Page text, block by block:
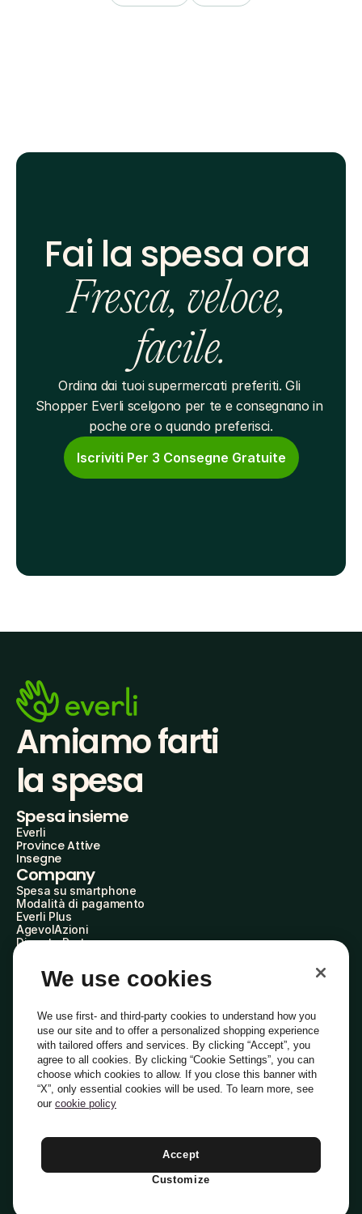
Fai la spesa ora
Fresca, veloce,
facile.
Ordina dai tuoi supermercati preferiti. Gli
Shopper Everli scelgono per te e consegnano in
poche ore o quando preferisci.
Iscriviti Per 3 Consegne Gratuite
Amiamo farti
la spesa
Spesa insieme
Everli
Province Attive
Insegne
Company
Spesa su smartphone
Modalità di pagamento
Everli Plus
AgevolAzioni
Diventa Partner
Everli Shoppers
About Us
Everli News
Domande frequenti
Lavora con noi
Diventa Shopper
Investitori
PrivacyCookiePreferenze Cookie
Termini e CondizioniCodice Etico
Indirizzo PEC: everli@pec.it - indirizzo DPO: dpo@everli.com
Italiano
We use cookies
We use first- and third-party cookies to understand how you
use our site and to offer a personalized shopping experience
with tailored offers and services. By clicking “Accept”, you
agree to all cookies. By clicking “Cookie Settings”, you can
choose which cookies to allow. If you close this banner with
“X”, only essential cookies will be used. To learn more, see
our cookie policy
Accept
Customize